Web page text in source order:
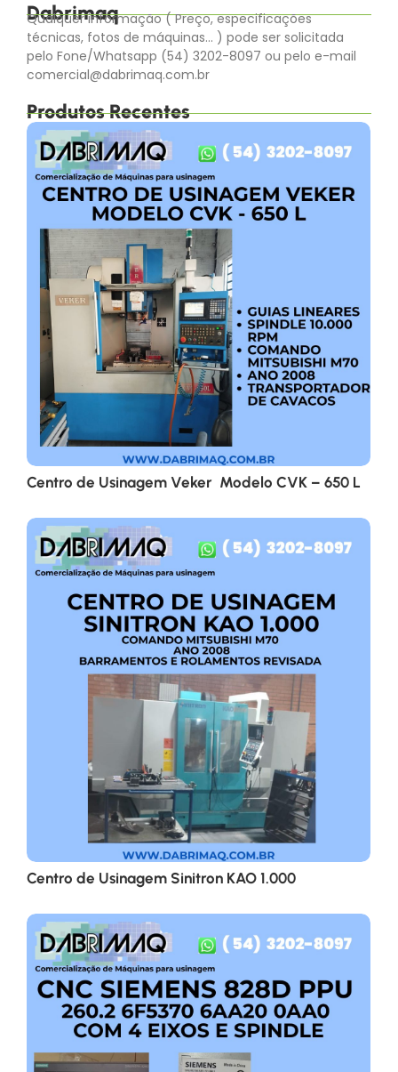
Dabrimaq
Qualquer informação ( Preço, especificações
técnicas, fotos de máquinas… ) pode ser solicitada
pelo Fone/Whatsapp (54) 3202-8097 ou pelo e-mail
comercial@dabrimaq.com.br
Produtos Recentes
Centro de Usinagem Veker Modelo CVK – 650 L
Centro de Usinagem Sinitron KAO 1.000